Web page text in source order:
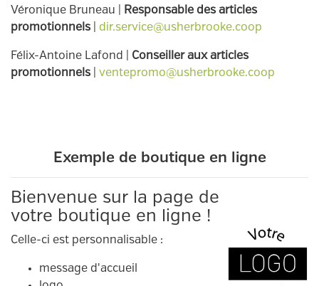
Véronique Bruneau |
Responsable des articles
promotionnels
dir.service@usherbrooke.coop
Félix-Antoine Lafond | Conseiller aux articles
promotionnels
ventepromo@usherbrooke.coop
Exemple de boutique en ligne
Bienvenue sur la page de
votre boutique en ligne !
Celle-ci est personnalisable :
message d'accueil